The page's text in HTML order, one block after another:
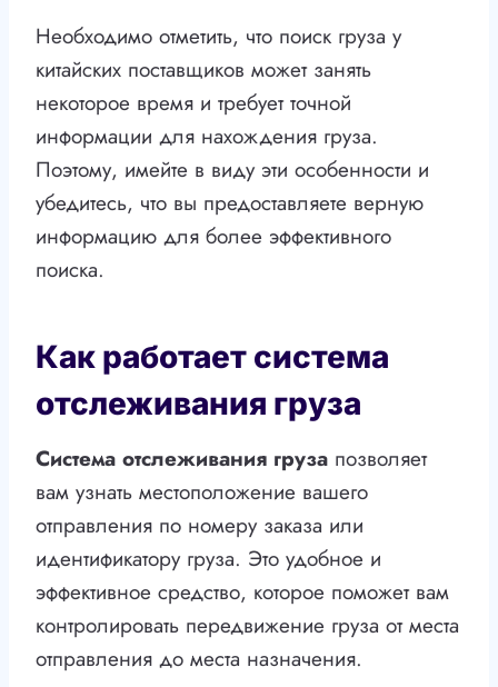
Необходимо отметить, что поиск груза у
китайских поставщиков может занять
некоторое время и требует точной
информации для нахождения груза.
Поэтому, имейте в виду эти особенности и
убедитесь, что вы предоставляете верную
информацию для более эффективного
поиска.
Как работает система
отслеживания груза
Система отслеживания груза позволяет
вам узнать местоположение вашего
отправления по номеру заказа или
идентификатору груза. Это удобное и
эффективное средство, которое поможет вам
контролировать передвижение груза от места
отправления до места назначения.